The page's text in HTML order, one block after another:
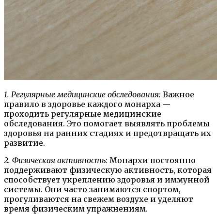
1. Регулярные медицинские обследования: Важное
правило в здоровье каждого монарха —
проходить регулярные медицинские
обследования. Это помогает выявлять проблемы
здоровья на ранних стадиях и предотвращать их
развитие.
2. Физическая активность: Монархи постоянно
поддерживают физическую активность, которая
способствует укреплению здоровья и иммунной
системы. Они часто занимаются спортом,
прогуливаются на свежем воздухе и уделяют
время физическим упражнениям.